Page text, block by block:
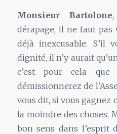
Monsieur Bartolone
dérapage, il ne faut pas
déjà inexcusable. S’il
dignité, il n’y aurait
c’est pour cela
démissionnerez de
vous dit, si vous gagnez
la moindre des choses.
bon sens dans l’esprit